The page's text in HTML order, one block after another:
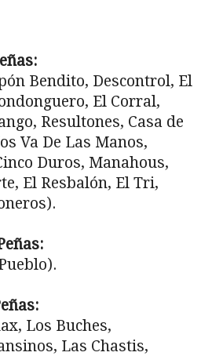
Bendito, Descontrol, El
El Corral,
Resultones, Casa de
Va De Las Manos,
Duros, Manahous,
El Resbalón, El Tri,
Los Buches,
Las Chastis,